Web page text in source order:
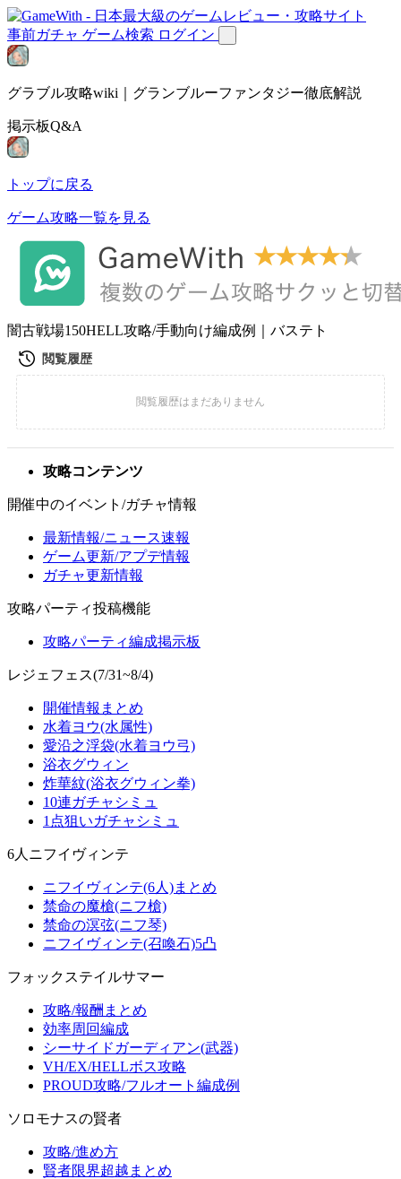
事前ガチャ ゲーム検索 ログイン
グラブル攻略wiki｜グランブルーファンタジー徹底解説
掲示板Q&A
トップに戻る
ゲーム攻略一覧を見る
闇古戦場150HELL攻略/手動向け編成例｜バステト
攻略コンテンツ
開催中のイベント/ガチャ情報
最新情報/ニュース速報
ゲーム更新/アプデ情報
ガチャ更新情報
攻略パーティ投稿機能
攻略パーティ編成掲示板
レジェフェス(7/31~8/4)
開催情報まとめ
水着ヨウ(水属性)
愛沿之浮袋(水着ヨウ弓)
浴衣グウィン
炸華紋(浴衣グウィン拳)
10連ガチャシミュ
1点狙いガチャシミュ
6人ニフイヴィンテ
ニフイヴィンテ(6人)まとめ
禁命の魔槍(ニフ槍)
禁命の溟弦(ニフ琴)
ニフイヴィンテ(召喚石)5凸
フォックステイルサマー
攻略/報酬まとめ
効率周回編成
シーサイドガーディアン(武器)
VH/EX/HELLボス攻略
PROUD攻略/フルオート編成例
ソロモナスの賢者
攻略/進め方
賢者限界超越まとめ